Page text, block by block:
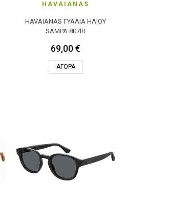
HAVAIANAS
HAVAIANAS ΓΥΑΛΙΆ ΗΛΊΟΥ
SAMPA 807IR
69,00 €
ΑΓΟΡΆ